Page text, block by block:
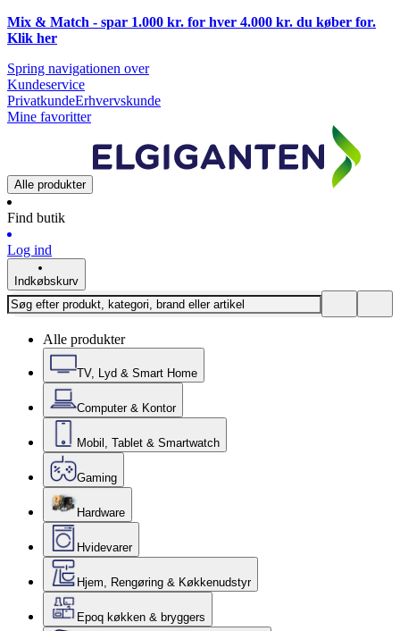
Mix & Match - spar 1.000 kr. for hver 4.000 kr. du køber for.
Klik her
Spring navigationen over
Kundeservice
PrivatkundeErhvervskunde
Mine favoritter
Alle produkter
Find butik
Log ind
Indkøbskurv
Alle produkter
TV, Lyd & Smart Home
Computer & Kontor
Mobil, Tablet & Smartwatch
Gaming
Hardware
Hvidevarer
Hjem, Rengøring & Køkkenudstyr
Epoq køkken & bryggers